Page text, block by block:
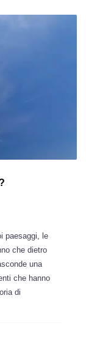
paesaggi, le
che dietro
una
che hanno
di